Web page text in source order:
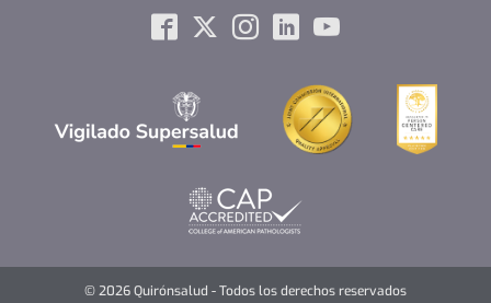
© 2026 Quirónsalud - Todos los derechos reservados